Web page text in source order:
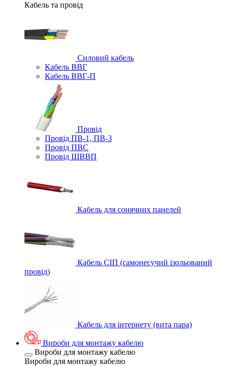
Кабель та провід
Силовий кабель
Кабель ВВГ
Кабель ВВГ-П
Провід
Провід ПВ-1, ПВ-3
Провід ПВС
Провід ШВВП
Кабель для сонячних панелей
Кабель СІП (самонесучий ізольований
провід)
Кабель для інтернету (вита пара)
Вироби для монтажу кабелю
Вироби для монтажу кабелю
Вироби для монтажу кабелю